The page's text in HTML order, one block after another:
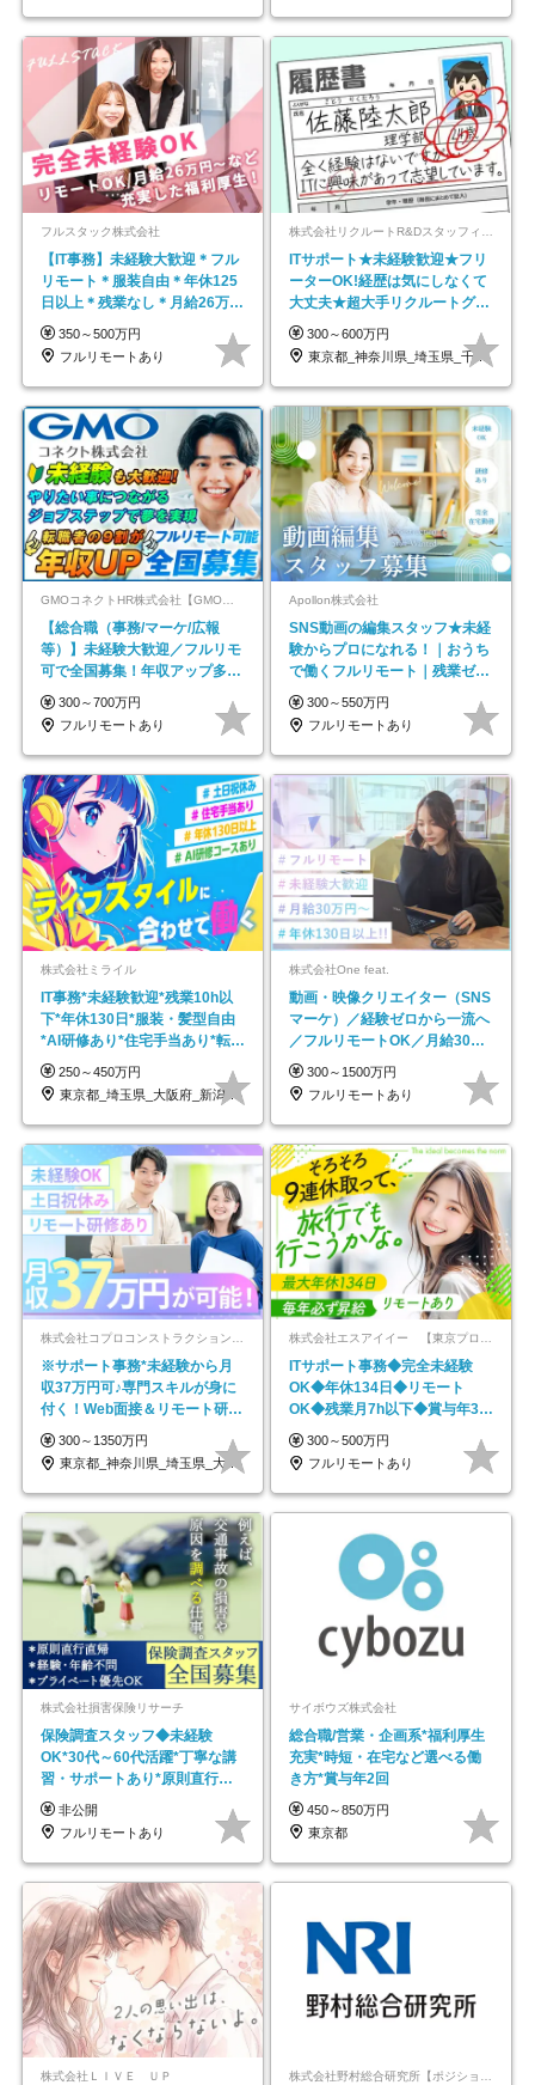
フルスタック株式会社
【IT事務】未経験大歓迎＊フル
リモート＊服装自由＊年休125
日以上＊残業なし＊月給26万円
以上
350～500万円
フルリモートあり
ITサポート★未経験歓迎★フリ
ーターOK!経歴は気にしなくて
大丈夫★超大手リクルートグル
ープの正社員/sg
300～600万円
東京都_神奈川県_埼玉県_千葉県_大阪府…
GMOコネクトHR株式会社【GMOインターネットグループ】
【総合職（事務/マーケ/広報
等）】未経験大歓迎／フルリモ
可で全国募集！年収アップ多数
★年休最大130日★
300～700万円
フルリモートあり
Apollon株式会社
SNS動画の編集スタッフ★未経
験からプロになれる！｜おうち
で働くフルリモート｜残業ゼロ
で18時退勤◎
300～550万円
フルリモートあり
株式会社ミライル
IT事務*未経験歓迎*残業10h以
下*年休130日*服装・髪型自由
*AI研修あり*住宅手当あり*転勤
なし
250～450万円
東京都_埼玉県_大阪府_新潟県_福岡県
株式会社One feat.
動画・映像クリエイター（SNS
マーケ）／経験ゼロから一流へ
／フルリモートOK／月給30万
円～／年休130日以上
300～1500万円
フルリモートあり
※サポート事務*未経験から月
収37万円可♪専門スキルが身に
付く！Web面接＆リモート研修
も充実♪/a
300～1350万円
東京都_神奈川県_埼玉県_大阪府_愛知県…
ITサポート事務◆完全未経験
OK◆年休134日◆リモート
OK◆残業月7h以下◆賞与年3回
◆5年目まで必ず昇給
300～500万円
フルリモートあり
株式会社損害保険リサーチ
保険調査スタッフ◆未経験
OK*30代～60代活躍*丁寧な講
習・サポートあり*原則直行直
帰／全国募集・業務委託
非公開
フルリモートあり
サイボウズ株式会社
総合職/営業・企画系*福利厚生
充実*時短・在宅など選べる働
き方*賞与年2回
450～850万円
東京都
株式会社ＬＩＶＥ ＵＰ